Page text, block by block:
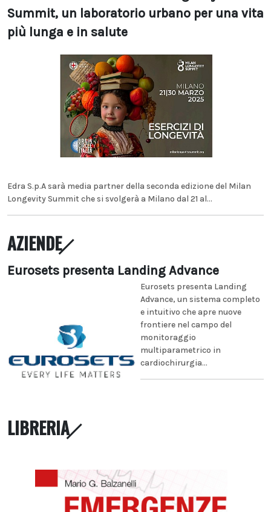
Summit, un laboratorio urbano per una vita
più lunga e in salute
Edra S.p.A sarà media partner della seconda edizione del Milan
Longevity Summit che si svolgerà a Milano dal 21 al...
AZIENDE
Eurosets presenta Landing Advance
Eurosets presenta Landing
Advance, un sistema completo
e intuitivo che apre nuove
frontiere nel campo del
monitoraggio
multiparametrico in
cardiochirurgia...
LIBRERIA